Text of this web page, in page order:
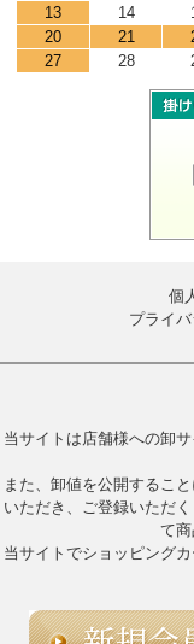
13
14
20
21
27
28
個
プライ
当サイトは店舗様への卸
また、卸値を公開するこ
いただき、ご登録いただ
て商
当サイトでショッピング